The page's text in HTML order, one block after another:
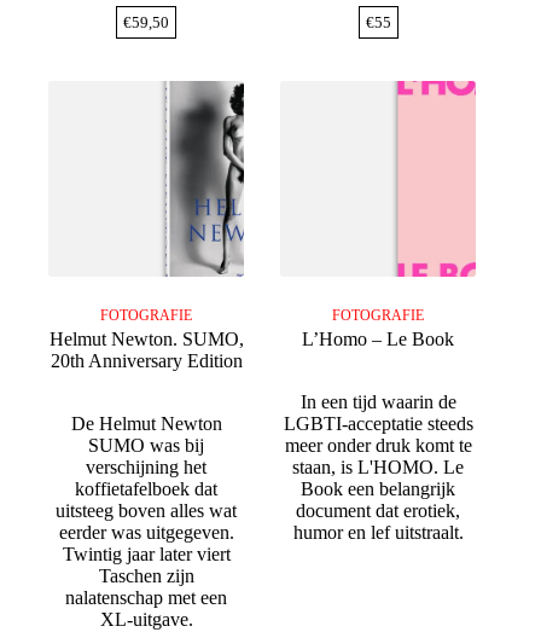
€59,50 €55
FOTOGRAFIE
Helmut Newton. SUMO,
20th Anniversary Edition
De Helmut Newton
SUMO was bij
verschijning het
koffietafelboek dat
uitsteeg boven alles wat
eerder was uitgegeven.
Twintig jaar later viert
Taschen zijn
nalatenschap met een
XL-uitgave.
FOTOGRAFIE
L’Homo – Le Book
In een tijd waarin de
LGBTI-acceptatie steeds
meer onder druk komt te
staan, is L'HOMO. Le
Book een belangrijk
document dat erotiek,
humor en lef uitstraalt.